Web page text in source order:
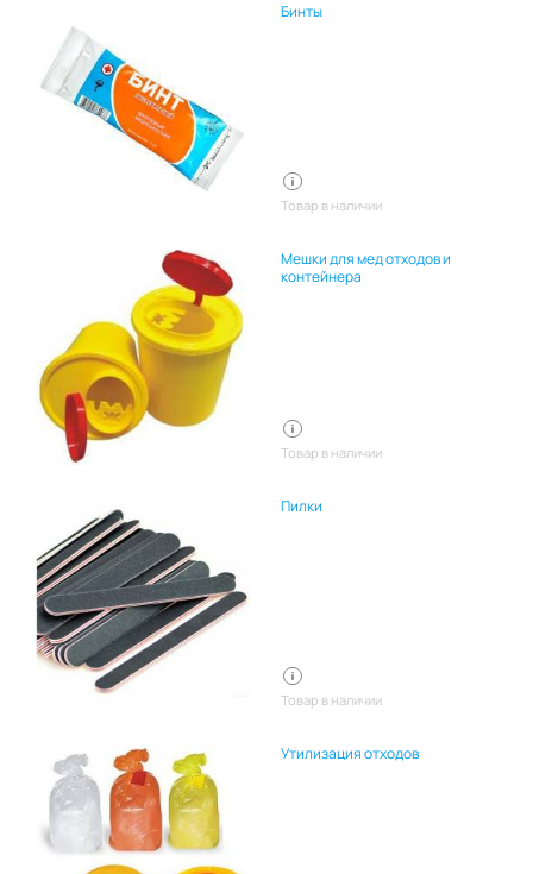
Бинты
Товар в наличии
Мешки для мед отходов и
контейнера
Товар в наличии
Пилки
Товар в наличии
Утилизация отходов